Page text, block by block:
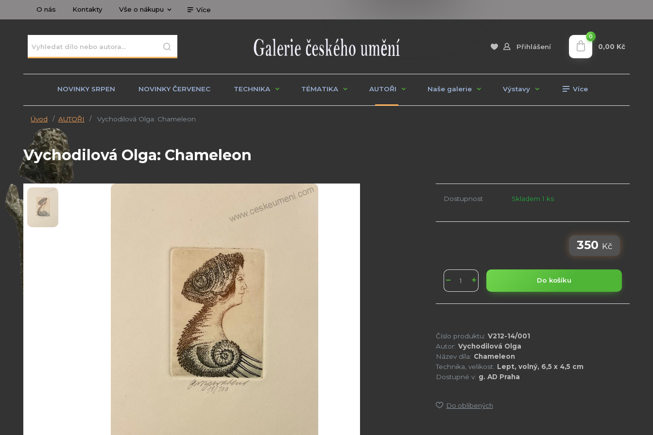
O nás Kontakty Vše o nákupu Více
Přihlášení
0
0,00 Kč
NOVINKY SRPEN NOVINKY ČERVENEC TECHNIKA TÉMATIKA AUTOŘI Naše galerie Výstavy Více
Úvod AUTOŘI Vychodilová Olga: Chameleon
Vychodilová Olga: Chameleon
Dostupnost Skladem 1 ks
350 Kč
Do košíku
Číslo produktu: V212-14/001
Autor: Vychodilová Olga
Název díla: Chameleon
Technika, velikost: Lept, volný, 6,5 x 4,5 cm
Dostupné v: g. AD Praha
Do oblíbených